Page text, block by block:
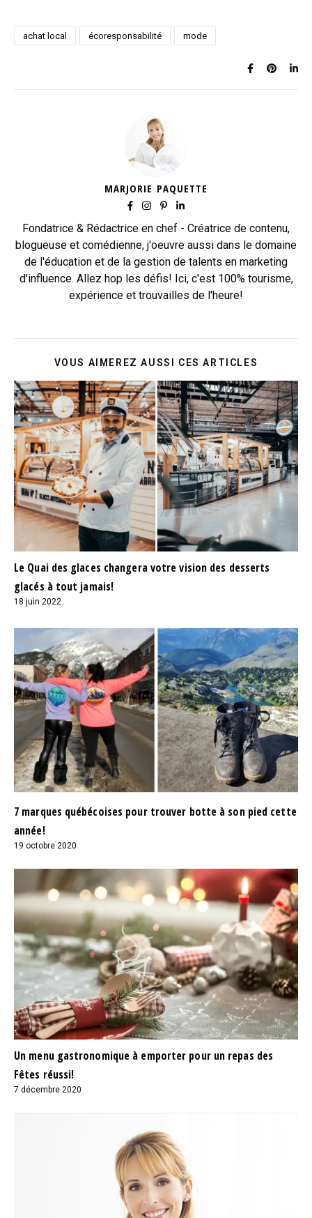
achat local écoresponsabilité mode
MARJORIE PAQUETTE
Fondatrice & Rédactrice en chef - Créatrice de contenu,
blogueuse et comédienne, j'oeuvre aussi dans le domaine
de l'éducation et de la gestion de talents en marketing
d'influence. Allez hop les défis! Ici, c'est 100% tourisme,
expérience et trouvailles de l'heure!
VOUS AIMEREZ AUSSI CES ARTICLES
Le Quai des glaces changera votre vision des desserts
glacés à tout jamais!
18 juin 2022
7 marques québécoises pour trouver botte à son pied cette
année!
19 octobre 2020
Un menu gastronomique à emporter pour un repas des
Fêtes réussi!
7 décembre 2020